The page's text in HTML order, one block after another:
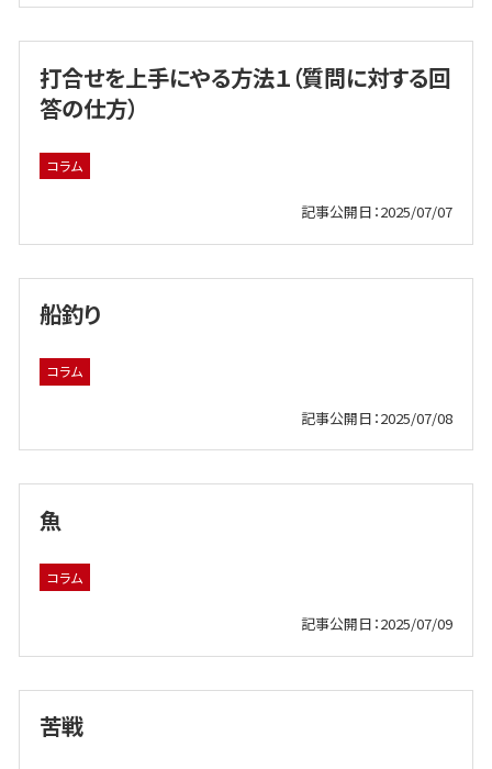
打合せを上手にやる方法１（質問に対する回
答の仕方）
コラム
記事公開日：2025/07/07
船釣り
コラム
記事公開日：2025/07/08
魚
コラム
記事公開日：2025/07/09
苦戦